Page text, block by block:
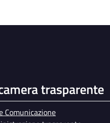
trasparente
Comunicazione